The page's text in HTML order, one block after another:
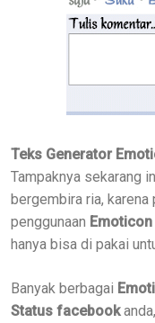
Teks Generator
Tampaknya sekarang
bergembira ria,
penggunaan Emoticon
hanya bisa di pakai
Banyak berbagai
Status facebook